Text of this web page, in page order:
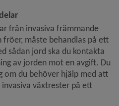
från invasiva främmande
måste behandlas på ett
sådan jord ska du kontakta
av jorden mot en avgift. Du
om du behöver hjälp med att
växtrester på ett